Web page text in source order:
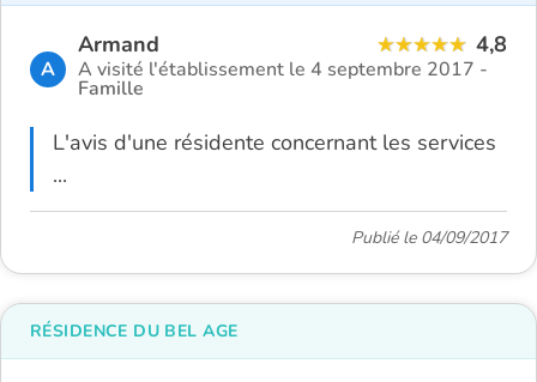
A
Armand 4,8
A visité l'établissement le 4 septembre 2017 -
Famille
L'avis d'une résidente concernant les services
...
Publié le 04/09/2017
RÉSIDENCE DU BEL AGE